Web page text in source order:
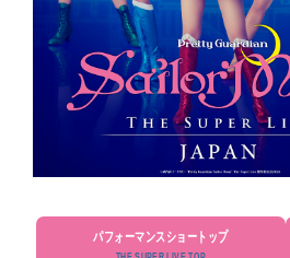
パフォーマンスショートップ